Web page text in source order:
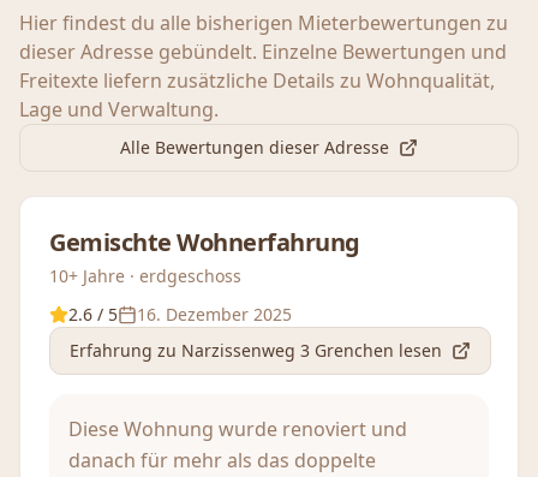
Hier findest du alle bisherigen Mieterbewertungen zu
dieser Adresse gebündelt. Einzelne Bewertungen und
Freitexte liefern zusätzliche Details zu Wohnqualität,
Lage und Verwaltung.
Alle Bewertungen dieser Adresse
Gemischte Wohnerfahrung
10+ Jahre · erdgeschoss
2.6 / 5
16. Dezember 2025
Erfahrung zu Narzissenweg 3 Grenchen lesen
Diese Wohnung wurde renoviert und
danach für mehr als das doppelte